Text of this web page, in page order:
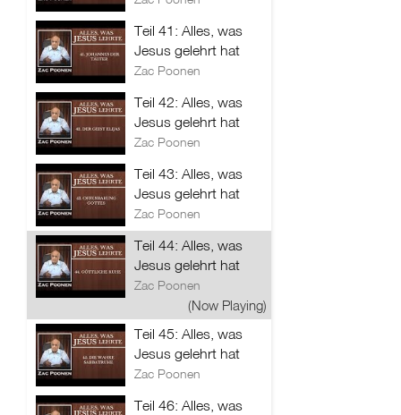
Teil 41: Alles, was
Jesus gelehrt hat
Zac Poonen
Teil 42: Alles, was
Jesus gelehrt hat
Zac Poonen
Teil 43: Alles, was
Jesus gelehrt hat
Zac Poonen
Teil 44: Alles, was
Jesus gelehrt hat
Zac Poonen
(Now Playing)
Teil 45: Alles, was
Jesus gelehrt hat
Zac Poonen
Teil 46: Alles, was